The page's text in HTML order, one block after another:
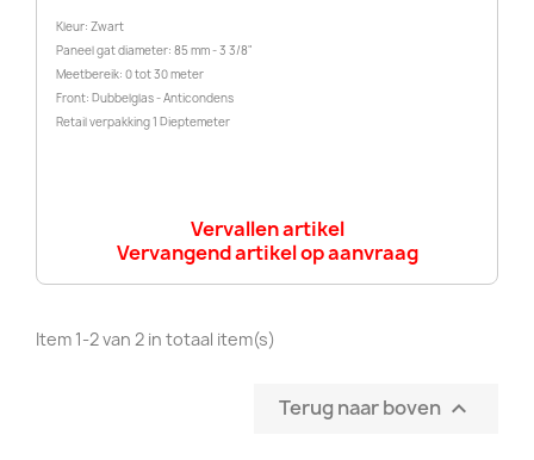
Kleur: Zwart
Paneel gat diameter: 85 mm - 3 3/8"
Meetbereik: 0 tot 30 meter
Front: Dubbelglas - Anticondens
Retail verpakking 1 Dieptemeter
Vervallen artikel
Vervangend artikel op aanvraag
Item 1-2 van 2 in totaal item(s)
Terug naar boven 